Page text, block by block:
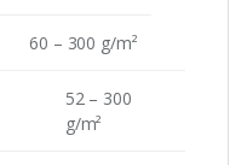
60 – 300 g/m²
52 – 300
g/m²